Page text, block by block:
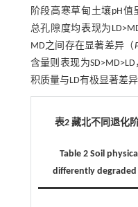
阶段高寒草甸土壤pH值
总孔隙度均表现为
MD之间存在显著差异（
含量则表现为
积质量与LD有极显著差
表2 藏北不同退化
Table 2 Soil
differently